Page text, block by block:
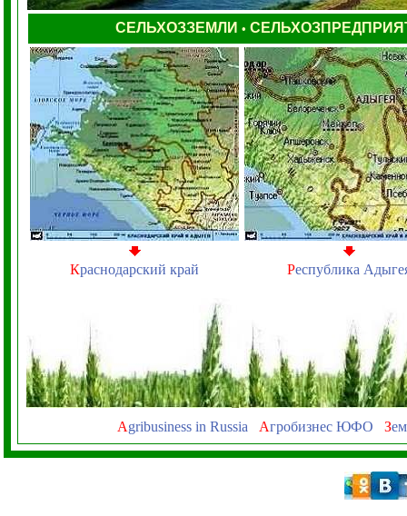
СЕЛЬХОЗЗЕМЛИ •
Краснодарский край Республика
Agribusiness in Russia Агробизнес ЮФО З